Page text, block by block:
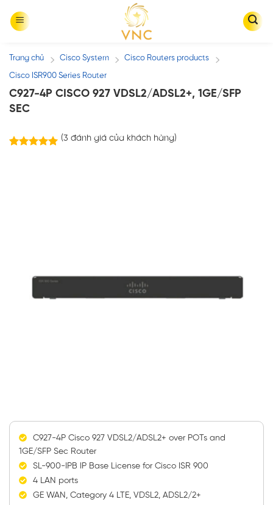
Trang chủ / Cisco System / Cisco Routers products /
Cisco ISR900 Series Router
C927-4P CISCO 927 VDSL2/ADSL2+, 1GE/SFP
SEC
(3 đánh giá của khách hàng)
C927-4P Cisco 927 VDSL2/ADSL2+ over POTs and
1GE/SFP Sec Router
SL-900-IPB IP Base License for Cisco ISR 900
4 LAN ports
GE WAN, Category 4 LTE, VDSL2, ADSL2/2+